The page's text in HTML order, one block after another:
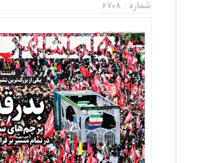
شماره : 6708